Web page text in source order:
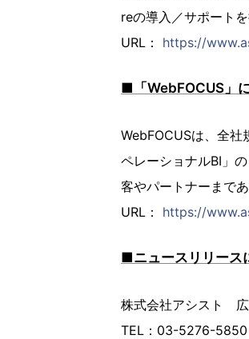
reの導入／サポートを
URL： https://
■「WebFOCUS」
WebFOCUSは、全社
ペレーショナルBI」
客やパートナーまで
URL： https://
■ニュースリリース
株式会社アシスト 広
TEL：03-5276-5850